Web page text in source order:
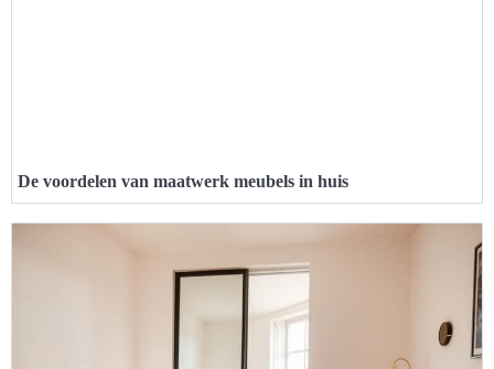
De voordelen van maatwerk meubels in huis